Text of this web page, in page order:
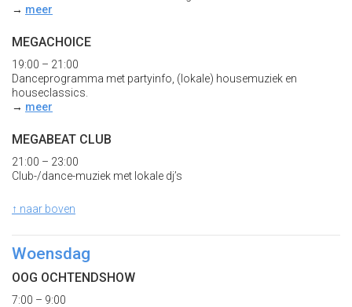
→ meer
MEGACHOICE
19:00 – 21:00
Danceprogramma met partyinfo, (lokale) housemuziek en
houseclassics.
→ meer
MEGABEAT CLUB
21:00 – 23:00
Club-/dance-muziek met lokale dj’s
↑ naar boven
Woensdag
OOG OCHTENDSHOW
7:00 – 9:00